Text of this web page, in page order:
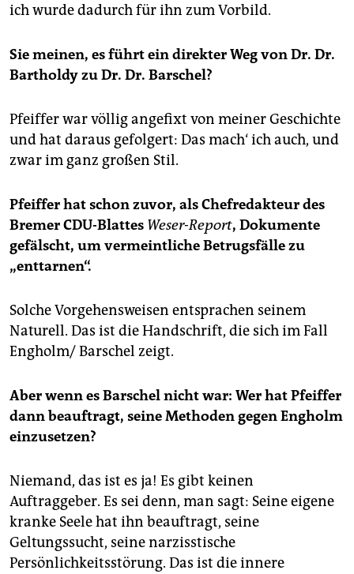
ich wurde dadurch für ihn zum Vorbild.
Sie meinen, es führt ein direkter Weg von Dr. Dr.
Bartholdy zu Dr. Dr. Barschel?
Pfeiffer war völlig angefixt von meiner Geschichte
und hat daraus gefolgert: Das mach‘ ich auch, und
zwar im ganz großen Stil.
Pfeiffer hat schon zuvor, als Chefredakteur des
Bremer CDU-Blattes Weser-Report, Dokumente
gefälscht, um vermeintliche Betrugsfälle zu
„enttarnen“.
Solche Vorgehensweisen entsprachen seinem
Naturell. Das ist die Handschrift, die sich im Fall
Engholm/ Barschel zeigt.
Aber wenn es Barschel nicht war: Wer hat Pfeiffer
dann beauftragt, seine Methoden gegen Engholm
einzusetzen?
Niemand, das ist es ja! Es gibt keinen
Auftraggeber. Es sei denn, man sagt: Seine eigene
kranke Seele hat ihn beauftragt, seine
Geltungssucht, seine narzisstische
Persönlichkeitsstörung. Das ist die innere